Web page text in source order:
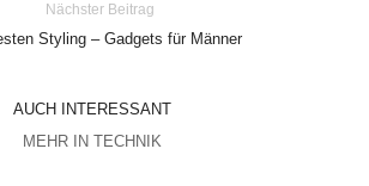
Nächster Beitrag
Styling – Gadgets für Männer
AUCH INTERESSANT
MEHR IN TECHNIK